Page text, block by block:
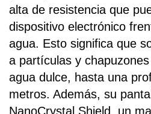
alta de resistencia que
dispositivo electrónico
agua. Esto significa que
a partículas y
agua dulce, hasta una
metros. Además, su
NanoCrystal Shield, un